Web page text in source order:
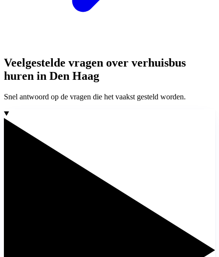
Veelgestelde vragen over verhuisbus
huren in Den Haag
Snel antwoord op de vragen die het vaakst gesteld worden.